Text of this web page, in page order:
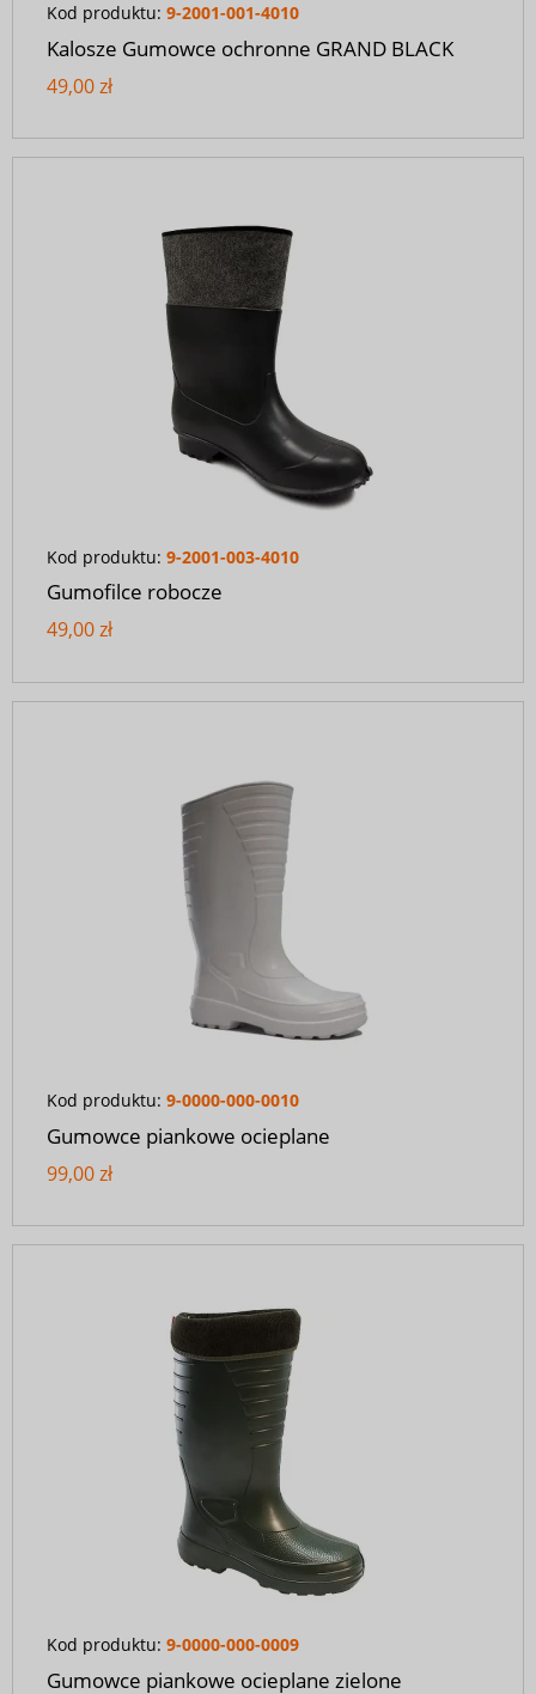
Kod produktu: 9-2001-001-4010
Kalosze Gumowce ochronne GRAND BLACK
49,00 zł
Kod produktu: 9-2001-003-4010
Gumofilce robocze
49,00 zł
Kod produktu: 9-0000-000-0010
Gumowce piankowe ocieplane
99,00 zł
Kod produktu: 9-0000-000-0009
Gumowce piankowe ocieplane zielone